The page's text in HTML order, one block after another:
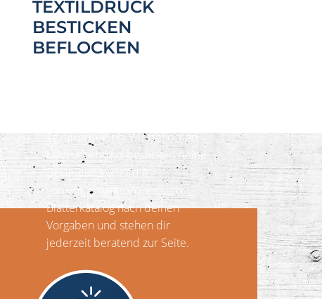
TEXTILDRUCK
BESTICKEN
BEFLOCKEN
Textilverdelung. Wir beflocken,
bedrucken und besticken deine
Bekleidung oder die
von uns geführte Ware siehe
Blätterkatalog nach deinen
Vorgaben und stehen dir
jederzeit beratend zur Seite.